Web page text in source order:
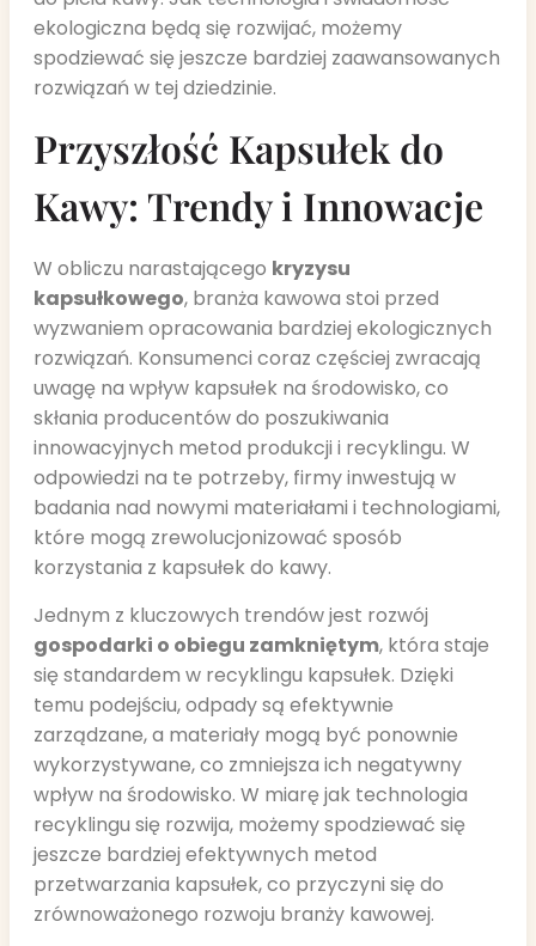
ekologiczna będą się rozwijać, możemy
spodziewać się jeszcze bardziej zaawansowanych
rozwiązań w tej dziedzinie.
Przyszłość Kapsułek do
Kawy: Trendy i Innowacje
W obliczu narastającego kryzysu
kapsułkowego, branża kawowa stoi przed
wyzwaniem opracowania bardziej ekologicznych
rozwiązań. Konsumenci coraz częściej zwracają
uwagę na wpływ kapsułek na środowisko, co
skłania producentów do poszukiwania
innowacyjnych metod produkcji i recyklingu. W
odpowiedzi na te potrzeby, firmy inwestują w
badania nad nowymi materiałami i technologiami,
które mogą zrewolucjonizować sposób
korzystania z kapsułek do kawy.
Jednym z kluczowych trendów jest rozwój
gospodarki o obiegu zamkniętym, która staje
się standardem w recyklingu kapsułek. Dzięki
temu podejściu, odpady są efektywnie
zarządzane, a materiały mogą być ponownie
wykorzystywane, co zmniejsza ich negatywny
wpływ na środowisko. W miarę jak technologia
recyklingu się rozwija, możemy spodziewać się
jeszcze bardziej efektywnych metod
przetwarzania kapsułek, co przyczyni się do
zrównoważonego rozwoju branży kawowej.